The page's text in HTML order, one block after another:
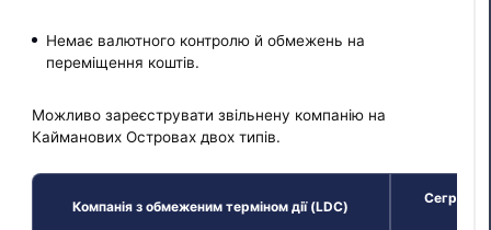
Немає валютного контролю й обмежень на
переміщення коштів.
Можливо зареєструвати звільнену компанію на
Кайманових Островах двох типів.
Компанія з обмеженим терміном дії (LDC)